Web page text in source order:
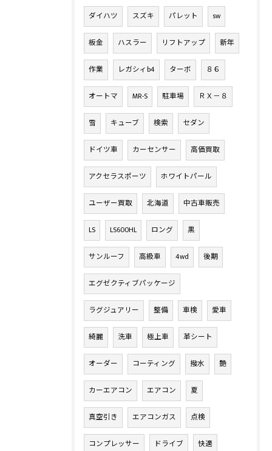
ダイハツ スズキ パレット sw
板金 ハスラー リフトアップ 新年
作業 レガシィb4 ターボ ８６
オートマ MR-S 駐車場 ＲＸ－８
雪 キューブ 検索 セダン
ドイツ車 カーセンサー 高価買取
アクセラスポーツ ホワイトパール
ユーザー買取 北海道 中古車販売
LS LS600HL ロング 黒
サンルーフ 高級車 4wd 後期
エグゼクティブパッケージ
ラグジュアリー 整備 車検 愛車
綺麗 洗車 極上車 革シート
オーダー コーティング 撥水 艶
カーエアコン エアコン 夏
真空引き エアコンガス 点検
コンプレッサー ドライブ 快適